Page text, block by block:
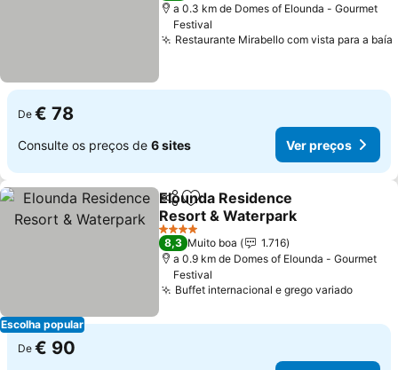
a 0.3 km de Domes of Elounda - Gourmet
Festival
Restaurante Mirabello com vista para a baía
De € 78
Consulte os preços de 6 sites Ver preços
Escolha popular
PartilharAdicionar aos favoritos
Elounda Residence
Resort & Waterpark
Ver preços
4 Estrelas
8,3 Muito boa
1.716
a 0.9 km de Domes of Elounda - Gourmet
Festival
Buffet internacional e grego variadoVer
De € 90